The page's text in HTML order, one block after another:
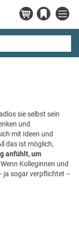
sie selbst sein
und
mit Ideen und
das ist möglich,
anfühlt, um
Kolleginnen und
ja sogar verpflichtet –